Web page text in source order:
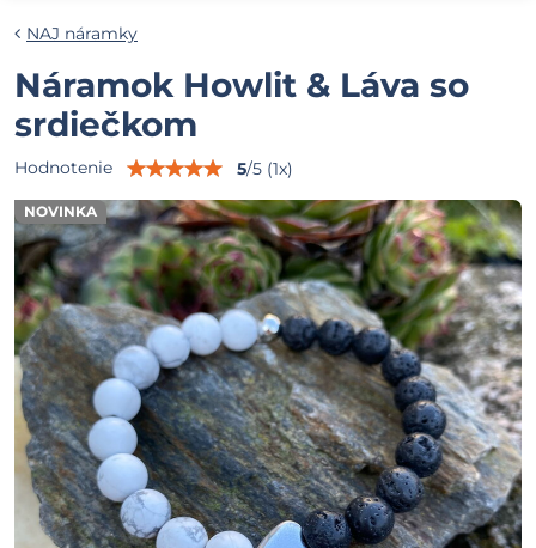
NOVINKA
NAJ náramky
Náramok Howlit & Láva so
srdiečkom
Hodnotenie 5/5 (1x)